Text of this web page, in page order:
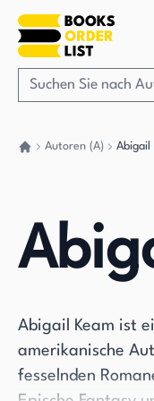
Autoren (A) Abigail
Abigail Keam ist
amerikanische
fesselnden